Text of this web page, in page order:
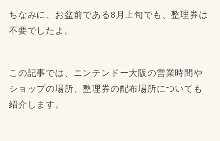
ちなみに、お盆前である8月上旬でも、整理券は
不要でしたよ。
この記事では、ニンテンドー大阪の営業時間や
ショップの場所、整理券の配布場所についても
紹介します。